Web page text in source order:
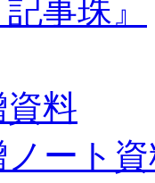
事珠』
料
ート